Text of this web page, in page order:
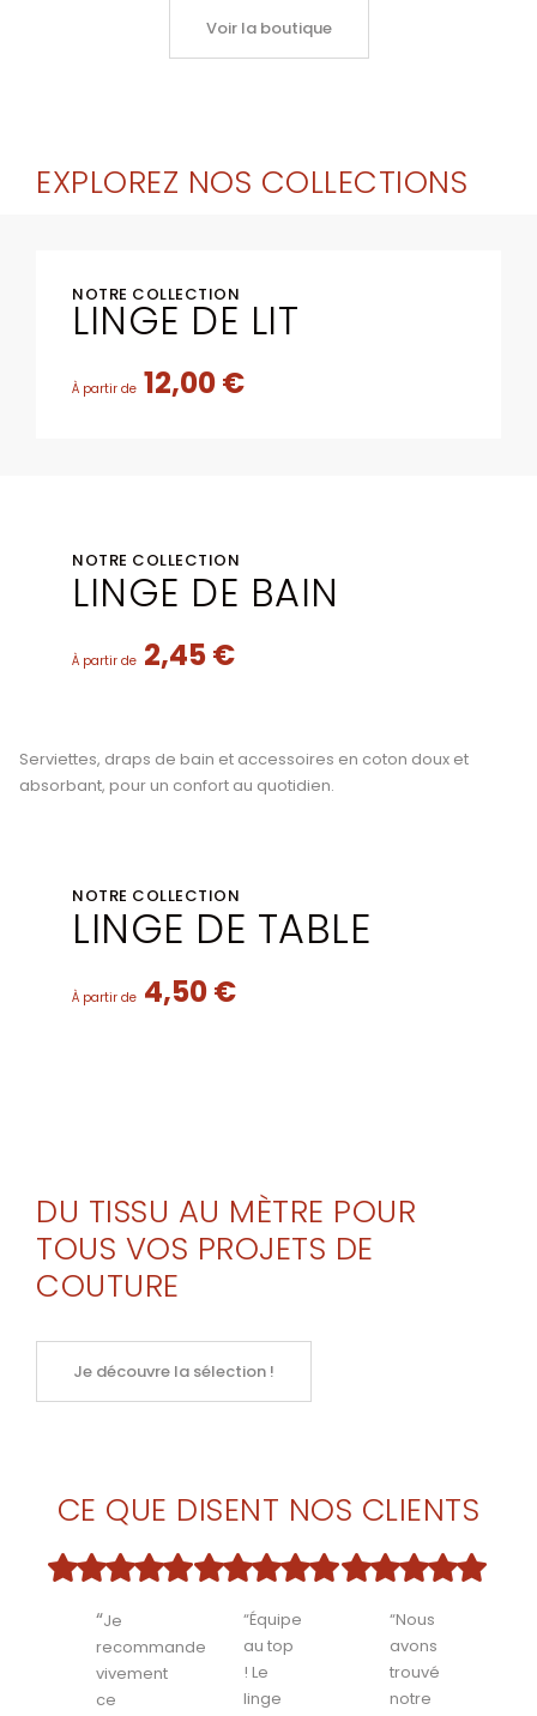
Voir la boutique
EXPLOREZ NOS COLLECTIONS
NOTRE COLLECTION
LINGE DE LIT
À partir de 12,00 €
NOTRE COLLECTION
LINGE DE BAIN
À partir de 2,45 €
Serviettes, draps de bain et accessoires en coton doux et
absorbant, pour un confort au quotidien.
NOTRE COLLECTION
LINGE DE TABLE
À partir de 4,50 €
DU TISSU AU MÈTRE POUR
TOUS VOS PROJETS DE
COUTURE
Je découvre la sélection !
CE QUE DISENT NOS CLIENTS
“Je
recommande
vivement
ce
“Équipe
au top
! Le
linge
“Nous
avons
trouvé
notre